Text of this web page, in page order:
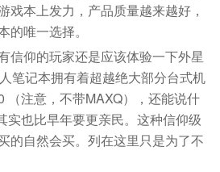
戏本上发力，产品质量越来越好，
唯一选择。
信仰的玩家还是应该体验一下外星
笔记本拥有着超越绝大部分台式机
（注意，不带MAXQ），还能说什
实也比早年要更亲民。这种信仰级
的自然会买。列在这里只是为了不